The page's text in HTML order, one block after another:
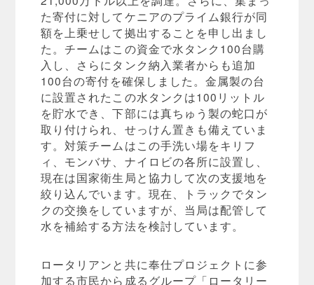
た寄付に対してケニアのプライム銀行が同
額を上乗せして拠出することを申し出まし
た。チームはこの資金で水タンク100台購
入し、さらにタンク納入業者からも追加
100台の寄付を確保しました。金属製の台
に設置されたこの水タンクは100リットル
を貯水でき、下部には真ちゅう製の蛇口が
取り付けられ、せっけん置きも備えていま
す。対策チームはこの手洗い場をキリフ
ィ、モンバサ、ナイロビの各所に設置し、
現在は国家衛生局と協力して次の支援地を
絞り込んでいます。現在、トラックでタン
クの交換をしていますが、当局は配管して
水を補給する方法を検討しています。
ロータリアンと共に奉仕プロジェクトに参
加する市民から成るグループ「ロータリー